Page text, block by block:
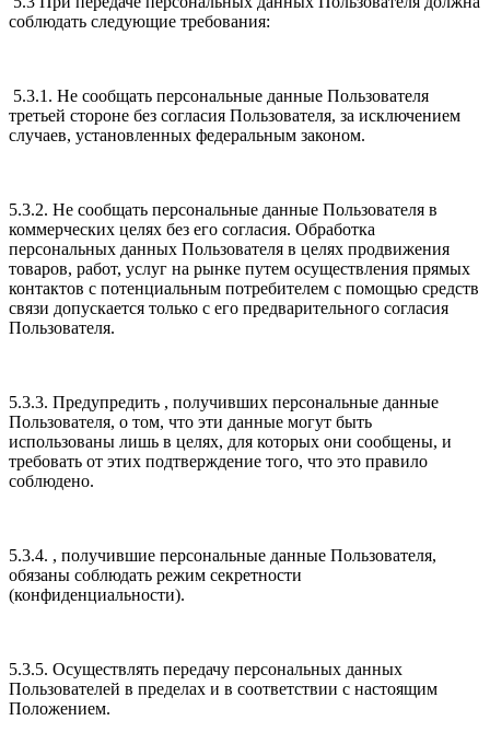
соблюдать следующие требования:
5.3.1. Не сообщать персональные данные Пользователя
третьей стороне без согласия Пользователя, за исключением
случаев, установленных федеральным законом.
5.3.2. Не сообщать персональные данные Пользователя в
коммерческих целях без его согласия. Обработка
персональных данных Пользователя в целях продвижения
товаров, работ, услуг на рынке путем осуществления прямых
контактов с потенциальным потребителем с помощью средств
связи допускается только с его предварительного согласия
Пользователя.
5.3.3. Предупредить , получивших персональные данные
Пользователя, о том, что эти данные могут быть
использованы лишь в целях, для которых они сообщены, и
требовать от этих подтверждение того, что это правило
соблюдено.
5.3.4. , получившие персональные данные Пользователя,
обязаны соблюдать режим секретности
(конфиденциальности).
5.3.5. Осуществлять передачу персональных данных
Пользователей в пределах и в соответствии с настоящим
Положением.